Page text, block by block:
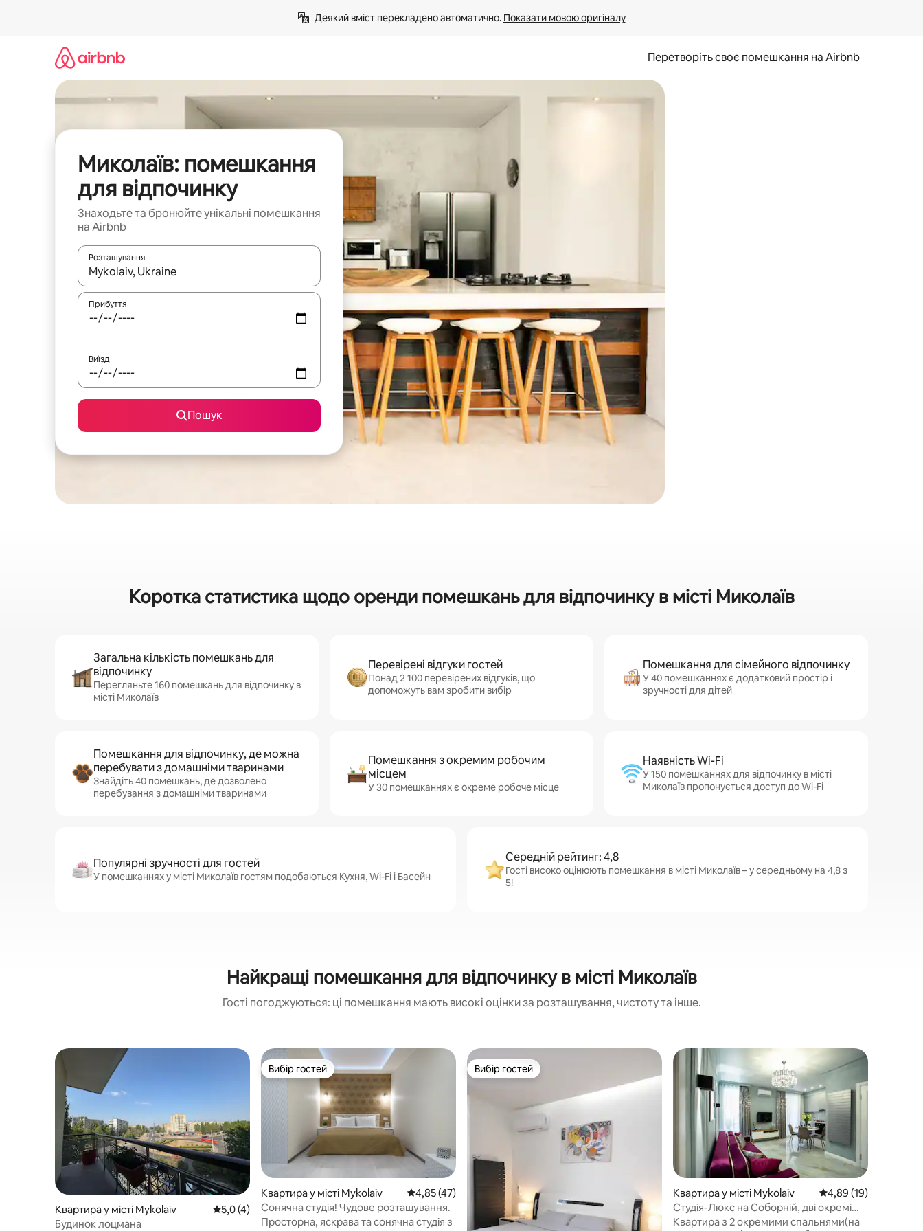
Деякий вміст перекладено автоматично. Показати мовою оригіналу
Перетворіть своє помешкання на Airbnb
Миколаїв: помешкання
для відпочинку
Знаходьте та бронюйте унікальні помешкання
на Airbnb
Розташування
Отримавши результати пошуку, використовуйте для навігації сторінкою клавіші зі стрілками вгору та вниз або жести дотику та гортання.
Прибуття
Виїзд
Пошук
Коротка статистика щодо оренди помешкань для відпочинку в місті Миколаїв
Загальна кількість помешкань для
відпочинку
Перегляньте 160 помешкань для відпочинку в
місті Миколаїв
Перевірені відгуки гостей
Понад 2 100 перевірених відгуків, що
допоможуть вам зробити вибір
Помешкання для сімейного відпочинку
У 40 помешканнях є додатковий простір і
зручності для дітей
Помешкання для відпочинку, де можна
перебувати з домашніми тваринами
Знайдіть 40 помешкань, де дозволено
перебування з домашніми тваринами
Помешкання з окремим робочим
місцем
У 30 помешканнях є окреме робоче місце
Наявність Wi-Fi
У 150 помешканнях для відпочинку в місті
Миколаїв пропонується доступ до Wi-Fi
Популярні зручності для гостей
У помешканнях у місті Миколаїв гостям подобаються Кухня, Wi-Fi і Басейн
Середній рейтинг: 4,8
Гості високо оцінюють помешкання в місті Миколаїв – у середньому на 4,8 з
5!
Найкращі помешкання для відпочинку в місті Миколаїв
Гості погоджуються: ці помешкання мають високі оцінки за розташування, чистоту та інше.
Квартира у місті Mykolaiv Середня оцінка: 5,0 з 5, відгуки: 4
5,0 (4)
Будинок лоцмана
Вибір гостей
Вибір гостей
Квартира у місті Mykolaiv Середня оцінка: 4,85 з 5, відгуки: 47
4,85 (47)
Сонячна студія! Чудове розташування.
Просторна, яскрава та сонячна студія з
Вибір гостей
Вибір гостей
Квартира у місті Mykolaiv Середня оцінка: 4,89
4,89 (19)
Студія-Люкс на Соборній, дві окремі
спальні
Квартира з 2 окремими спальнями(на